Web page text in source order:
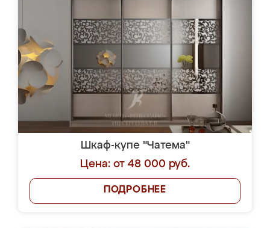
Шкаф-купе "Чатема"
Цена: от 48 000 руб.
ПОДРОБНЕЕ